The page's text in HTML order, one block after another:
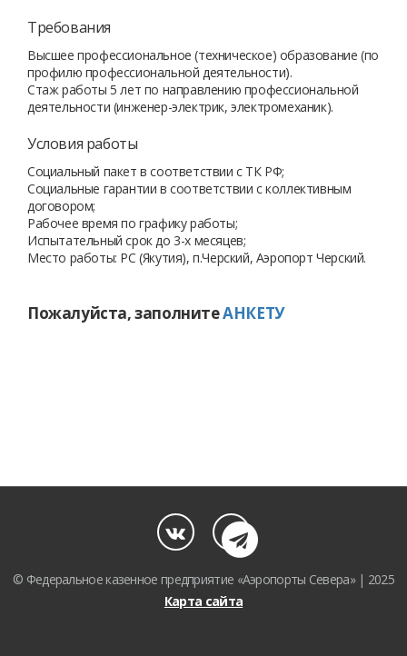
Требования
Высшее профессиональное (техническое) образование (по
профилю профессиональной деятельности).
Стаж работы 5 лет по направлению профессиональной
деятельности (инженер-электрик, электромеханик).
Условия работы
Социальный пакет в соответствии с ТК РФ;
Социальные гарантии в соответствии с коллективным
договором;
Рабочее время по графику работы;
Испытательный срок до 3-х месяцев;
Место работы: РС (Якутия), п.Черский, Аэропорт Черский.
Пожалуйста, заполнитеАНКЕТУ
© Федеральное казенное предприятие «Аэропорты Севера» | 2025
Карта сайта